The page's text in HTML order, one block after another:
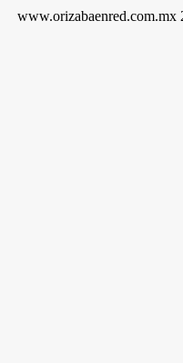
www.orizabaenred.com.mx